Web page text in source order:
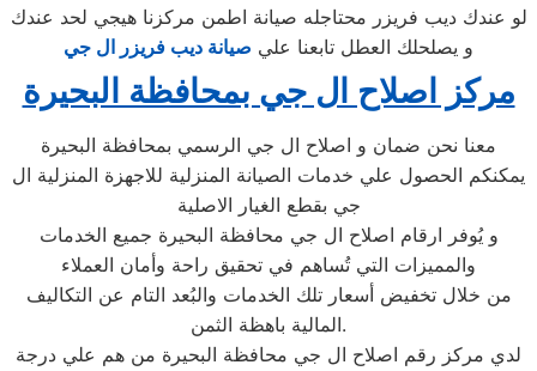
لو عندك ديب فريزر محتاجله صيانة اطمن مركزنا هيجي لحد عندك
و يصلحلك العطل تابعنا علي صيانة ديب فريزر ال جي
مركز اصلاح ال جي بمحافظة البحيرة
معنا نحن ضمان و اصلاح ال جي الرسمي بمحافظة البحيرة
يمكنكم الحصول علي خدمات الصيانة المنزلية للاجهزة المنزلية ال
جي بقطع الغيار الاصلية
و يُوفر ارقام اصلاح ال جي محافظة البحيرة جميع الخدمات
والمميزات التي تُساهم في تحقيق راحة وأمان العملاء
من خلال تخفيض أسعار تلك الخدمات والبُعد التام عن التكاليف
المالية باهظة الثمن.
لدي مركز رقم اصلاح ال جي محافظة البحيرة من هم علي درجة